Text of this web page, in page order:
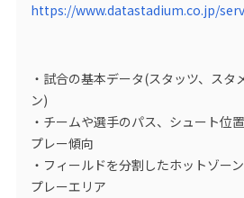
https://www.datastadium.co.jp/
・試合の基本データ(スタッツ、スタ
ン)
・チームや選手のパス、シュート位
プレー傾向
・フィールドを分割したホットゾー
プレーエリア